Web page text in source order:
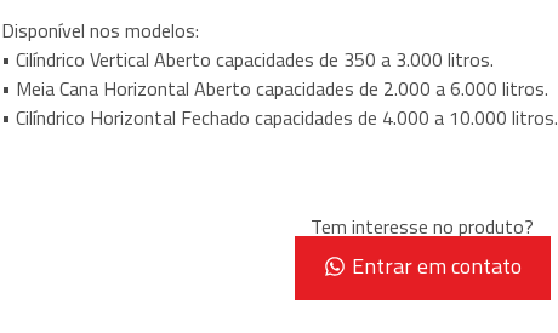
Disponível nos modelos:
• Cilíndrico Vertical Aberto capacidades de 350 a 3.000 litros.
• Meia Cana Horizontal Aberto capacidades de 2.000 a 6.000 litros.
• Cilíndrico Horizontal Fechado capacidades de 4.000 a 10.000 litros.
Tem interesse no produto?
Entrar em contato